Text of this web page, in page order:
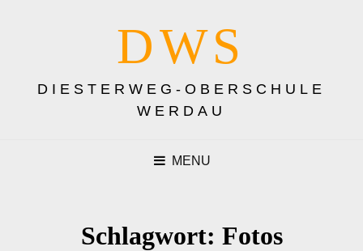
DWS
DIESTERWEG-OBERSCHULE
WERDAU
MENU
Schlagwort: Fotos